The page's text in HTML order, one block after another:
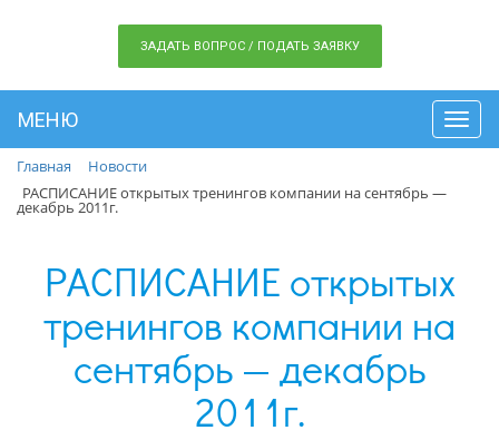
ЗАДАТЬ ВОПРОС / ПОДАТЬ ЗАЯВКУ
МЕНЮ
Главная
Новости
РАСПИСАНИЕ открытых тренингов компании на сентябрь —
декабрь 2011г.
РАСПИСАНИЕ открытых
тренингов компании на
сентябрь — декабрь
2011г.